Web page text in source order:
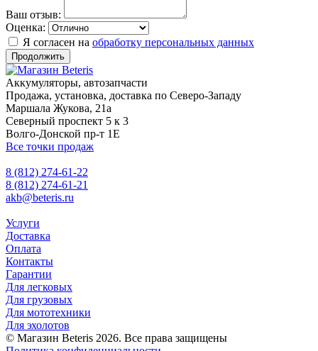
Ваш отзыв:
Оценка:
Я согласен на обработку персональных данных
Продолжить
Аккумуляторы, автозапчасти
Продажа, установка, доставка по Северо-Западу
Маршала Жукова, 21а
Северный проспект 5 к 3
Волго-Донской пр-т 1Е
Все точки продаж
8 (812) 274-61-22
8 (812) 274-61-21
akb@beteris.ru
Услуги
Доставка
Оплата
Контакты
Гарантии
Для легковых
Для грузовых
Для мототехники
Для эхолотов
© Магазин Beteris 2026. Все права защищены